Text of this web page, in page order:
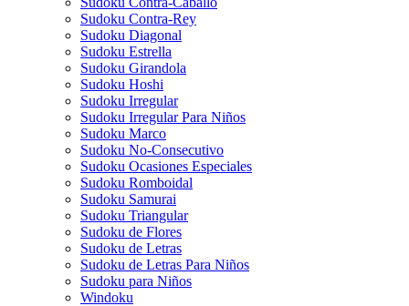
Sudoku Contra-Rey
Sudoku Diagonal
Sudoku Estrella
Sudoku Girandola
Sudoku Hoshi
Sudoku Irregular
Sudoku Irregular Para Niños
Sudoku Marco
Sudoku No-Consecutivo
Sudoku Ocasiones Especiales
Sudoku Romboidal
Sudoku Samurai
Sudoku Triangular
Sudoku de Flores
Sudoku de Letras
Sudoku de Letras Para Niños
Sudoku para Niños
Windoku